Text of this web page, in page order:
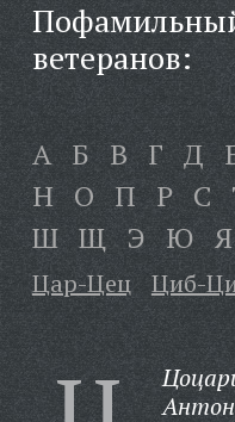
ветеранов:
А Б В Г Д
Н О П Р С
Ш Щ Э Ю Я
Цар-Цец Циб-